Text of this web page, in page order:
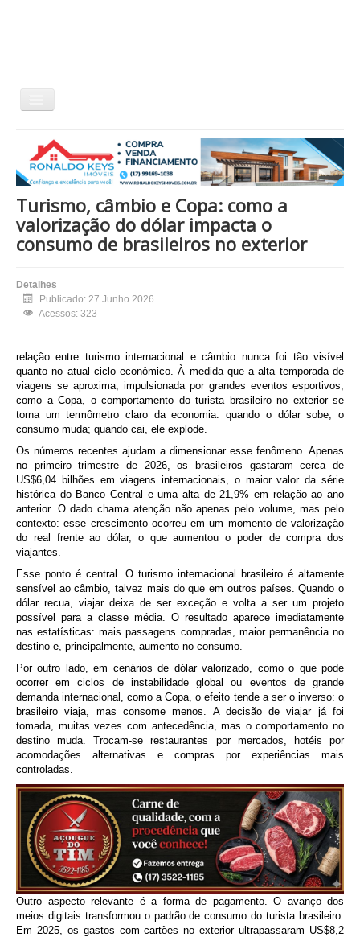
Alternar
Home Cultura Economia Educação
Esportes Eventos Filmes em Cartaz Região
Política Saúde Tecnologia Cinema / Série / TV
Nacional / Mundo Vida / Estilo Artigo / Coluna
Turismo, câmbio e Copa: como a
valorização do dólar impacta o
consumo de brasileiros no exterior
Detalhes
Publicado: 27 Junho 2026
Acessos: 323
relação entre turismo internacional e câmbio nunca foi tão visível
quanto no atual ciclo econômico. À medida que a alta temporada de
viagens se aproxima, impulsionada por grandes eventos esportivos,
como a Copa, o comportamento do turista brasileiro no exterior se
torna um termômetro claro da economia: quando o dólar sobe, o
consumo muda; quando cai, ele explode.
Os números recentes ajudam a dimensionar esse fenômeno. Apenas
no primeiro trimestre de 2026, os brasileiros gastaram cerca de
US$6,04 bilhões em viagens internacionais, o maior valor da série
histórica do Banco Central e uma alta de 21,9% em relação ao ano
anterior. O dado chama atenção não apenas pelo volume, mas pelo
contexto: esse crescimento ocorreu em um momento de valorização
do real frente ao dólar, o que aumentou o poder de compra dos
viajantes.
Esse ponto é central. O turismo internacional brasileiro é altamente
sensível ao câmbio, talvez mais do que em outros países. Quando o
dólar recua, viajar deixa de ser exceção e volta a ser um projeto
possível para a classe média. O resultado aparece imediatamente
nas estatísticas: mais passagens compradas, maior permanência no
destino e, principalmente, aumento no consumo.
Por outro lado, em cenários de dólar valorizado, como o que pode
ocorrer em ciclos de instabilidade global ou eventos de grande
demanda internacional, como a Copa, o efeito tende a ser o inverso: o
brasileiro viaja, mas consome menos. A decisão de viajar já foi
tomada, muitas vezes com antecedência, mas o comportamento no
destino muda. Trocam-se restaurantes por mercados, hotéis por
acomodações alternativas e compras por experiências mais
controladas.
Outro aspecto relevante é a forma de pagamento. O avanço dos
meios digitais transformou o padrão de consumo do turista brasileiro.
Em 2025, os gastos com cartões no exterior ultrapassaram US$8,2